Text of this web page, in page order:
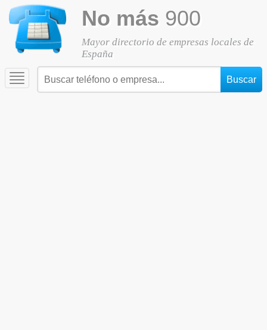
No más 900
Mayor directorio de empresas locales de
España
Toggle
navigation